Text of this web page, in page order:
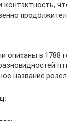
описаны в 1788
название